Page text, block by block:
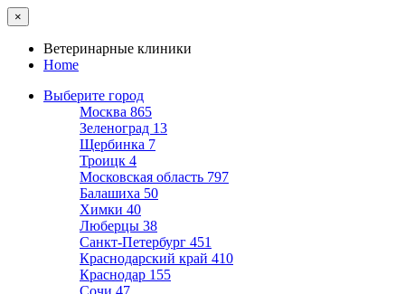
×
Ветеринарные клиники
Home
Выберите город
Москва 865
Зеленоград 13
Щербинка 7
Троицк 4
Московская область 797
Балашиха 50
Химки 40
Люберцы 38
Санкт-Петербург 451
Краснодарский край 410
Краснодар 155
Сочи 47